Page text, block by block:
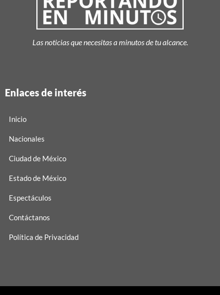
Las noticias que necesitas a minutos de tu alcance.
Enlaces de interés
Inicio
Nacionales
Ciudad de México
Estado de México
Espectáculos
Contáctanos
Política de Privacidad